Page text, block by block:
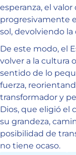
esperanza, el
progresivamente
sol, devolviendo
De este modo, el
volver a la cultura
sentido de lo
fuerza,
transformador y
Dios, que eligió el
su grandeza,
posibilidad de
no tiene ocaso.